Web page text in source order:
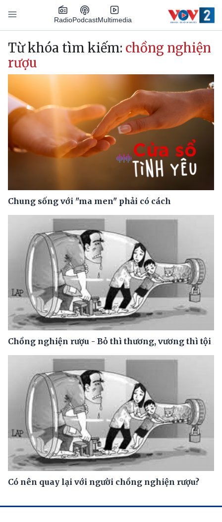
Nhảy đến nội dung
RadioPodcastMultimedia
Main navigation
Từ khóa tìm kiếm: chồng nghiện
rượu
Chung sống với "ma men" phải có cách
Chồng nghiện rượu - Bỏ thì thương, vương thì tội
Có nên quay lại với người chồng nghiện rượu?